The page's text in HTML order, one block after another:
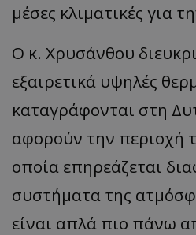
μέσες κλιματικές για
Ο κ. Χρυσάνθου
εξαιρετικά υψηλές
καταγράφονται στη
αφορούν την περιοχή
οποία επηρεάζεται
συστήματα της
είναι απλά πιο πάνω